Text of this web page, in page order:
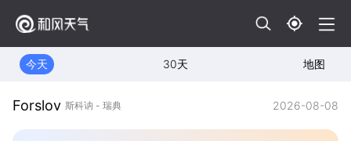
今天 30天 地图
Forslov 斯科讷 - 瑞典 2026-08-08